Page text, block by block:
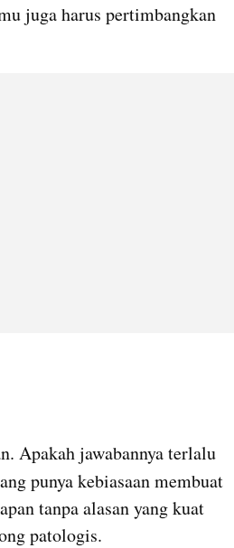
juga harus pertimbangkan
Apakah jawabannya terlalu
punya kebiasaan membuat
tanpa alasan yang kuat
patologis.